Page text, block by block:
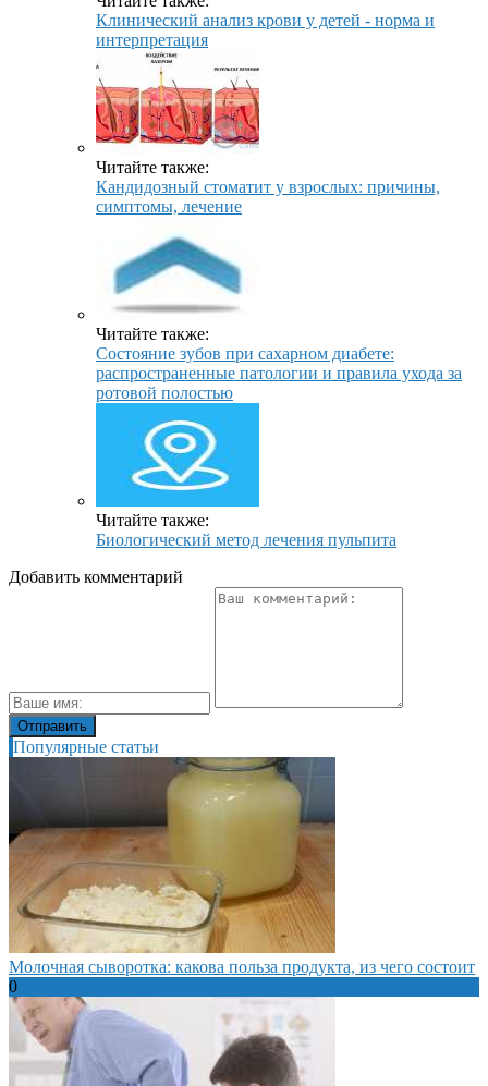
Клинический анализ крови у детей - норма и
интерпретация
Читайте также:
Кандидозный стоматит у взрослых: причины,
симптомы, лечение
Читайте также:
Состояние зубов при сахарном диабете:
распространенные патологии и правила ухода за
ротовой полостью
Читайте также:
Биологический метод лечения пульпита
Добавить комментарий
Популярные статьи
Молочная сыворотка: какова польза продукта, из чего состоит
0